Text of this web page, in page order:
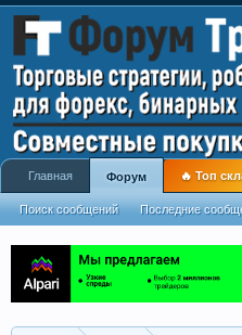
Главная Форум
Поиск сообщений Последние
🔥 Топ